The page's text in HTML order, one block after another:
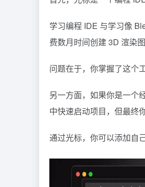
学习编程 IDE 与学习像
费数月时间创建 3D 渲染
问题在于，你掌握了这个
另一方面，如果你是一个
中快速启动项目，但最终
通过光标，你可以添加自